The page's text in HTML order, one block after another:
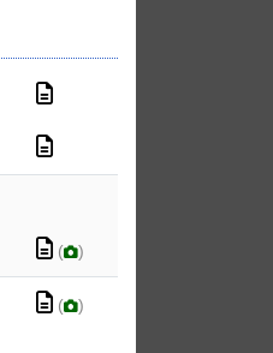
( )
( )